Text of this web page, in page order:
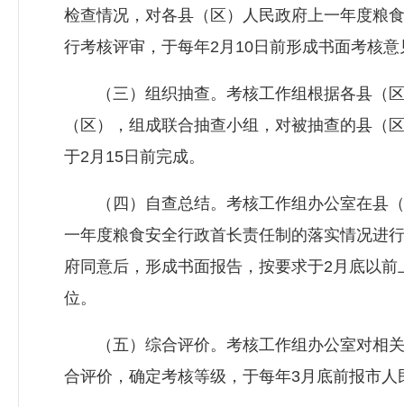
检查情况，对各县（区）人民政府上一年度粮
行考核评审，于每年2月10日前形成书面考核
（三）组织抽查。考核工作组根据各县（区
（区），组成联合抽查小组，对被抽查的县
于2月15日前完成。
（四）自查总结。考核工作组办公室在县（
一年度粮食安全行政首长责任制的落实情况进
府同意后，形成书面报告，按要求于2月底以
位。
（五）综合评价。考核工作组办公室对相关
合评价，确定考核等级，于每年3月底前报市人